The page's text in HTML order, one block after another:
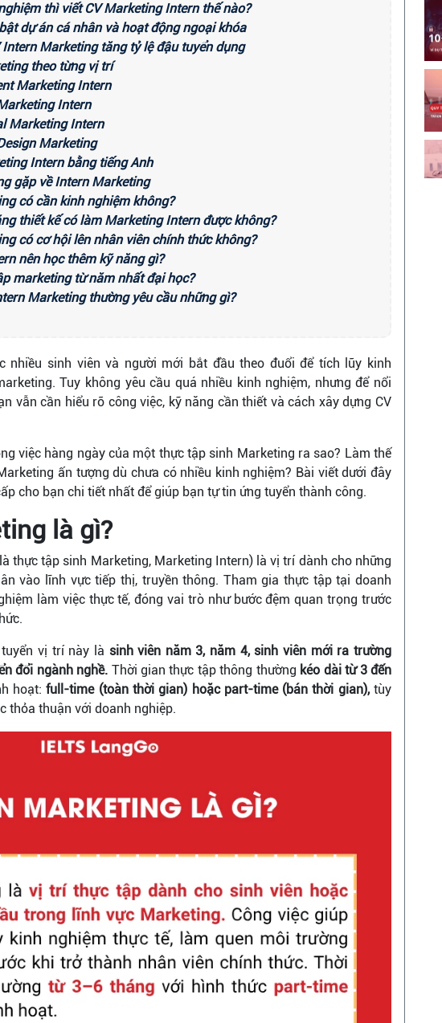
thì viết CV Marketing Intern thế nào?
dự án cá nhân và hoạt động ngoại khóa
Intern Marketing tăng tỷ lệ đậu tuyển dụng
theo từng vị trí
Marketing Intern
Intern
Marketing Intern
Marketing
Intern bằng tiếng Anh
gặp về Intern Marketing
có cần kinh nghiệm không?
thiết kế có làm Marketing Intern được không?
có cơ hội lên nhân viên chính thức không?
nên học thêm kỹ năng gì?
marketing từ năm nhất đại học?
Marketing thường yêu cầu những gì?
nhiều sinh viên và người mới bắt đầu theo đuổi để tích lũy kinh
Tuy không yêu cầu quá nhiều kinh nghiệm, nhưng để nổi
vẫn cần hiểu rõ công việc, kỹ năng cần thiết và cách xây dựng CV
việc hàng ngày của một thực tập sinh Marketing ra sao? Làm thế
ấn tượng dù chưa có nhiều kinh nghiệm? Bài viết dưới đây
cho bạn chi tiết nhất để giúp bạn tự tin ứng tuyển thành công.
là gì?
thực tập sinh Marketing, Marketing Intern) là vị trí dành cho những
vào lĩnh vực tiếp thị, truyền thông. Tham gia thực tập tại doanh
làm việc thực tế, đóng vai trò như bước đệm quan trọng trước
vị trí này là sinh viên năm 3, năm 4, sinh viên mới ra trường
đổi ngành nghề. Thời gian thực tập thông thường kéo dài từ 3 đến
hoạt:full-time (toàn thời gian) hoặc part-time (bán thời gian),tùy
thỏa thuận với doanh nghiệp.